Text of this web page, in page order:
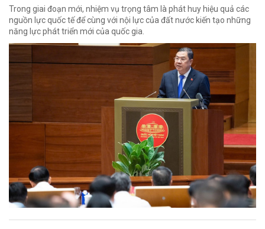
Trong giai đoạn mới, nhiệm vụ trọng tâm là phát huy hiệu quả các
nguồn lực quốc tế để cùng với nội lực của đất nước kiến tạo những
năng lực phát triển mới của quốc gia.